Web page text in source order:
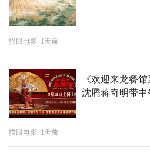
诉我们要允许自己犯错。“哪怕再
记住，然后靠自己的蹄子往前走
着儿子小鱼儿（沙俊良）成功“上
羊塞巴斯蒂安，外冷内热，是羊
鼓励观众，不必急于追求被认可
的。“迷茫，有时候就是种成长。
猫眼电影 1天前
《欢迎来龙餐
沈腾蒋奇明带
猫眼电影 1天前